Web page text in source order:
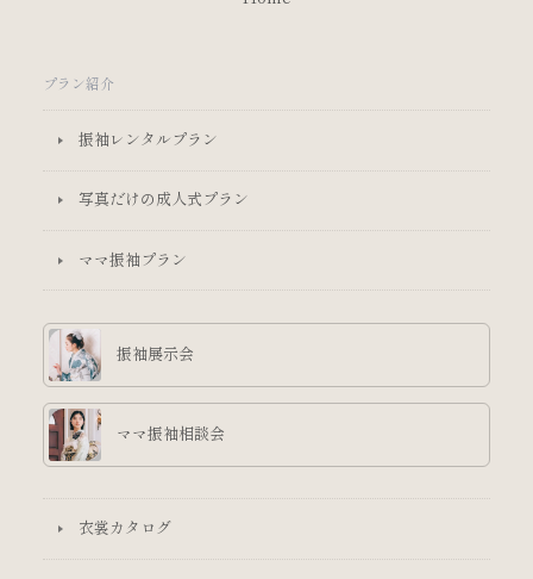
プラン紹介
振袖レンタルプラン
写真だけの成人式プラン
ママ振袖プラン
振袖展示会
ママ振袖相談会
衣裳カタログ